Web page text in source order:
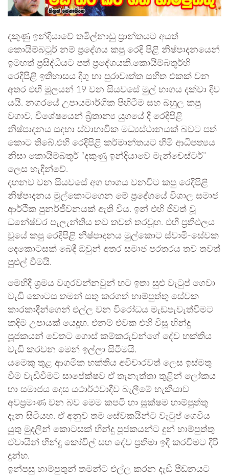
දකුණු ඉන්දියාවේ තමිල්නාඩු ප්‍රාන්තයට අයත්
කොයිම්බටූර් නම් ප්‍රදේශය කපු රෙදි පිළි නිෂ්පාදනයෙන්
ඉමහත් ප්‍රසිද්ධියට පත් ප්‍රදේශයකි.කොයිම්බතූර්හි
රෙදිපිළි ඉතිහාසය දිගු හා පුරාවෘත්ත සහිත එකක් වන
අතර එහි මූලයන් 19 වන සියවසේ මුල් භාගය දක්වා දිව
යයි. නගරයේ උපායමාර්ගික පිහිටීම සහ බහුල කපු
වගාව, විශේෂයෙන් බ්‍රිතාන්‍ය යුගයේ දී රෙදිපිළි
නිෂ්පාදනය සඳහා ස්වාභාවික මධ්‍යස්ථානයක් බවට පත්
කොට තිබේ.එහි රෙදිපිළි කර්මාන්තයට හිමි ආධිපත්‍යය
නිසා කොයිම්බතූර් “දකුණු ඉන්දියාවේ මැන්චෙස්ටර්”
ලෙස හැඳින්වේ.
දහනව වන සියවසේ අග භාගය වනවිට කපු රෙදිපිළි
නිෂ්පාදනය මුල්කොටගෙන මේ ප්‍රදේශයේ විශාල සමාජ
ආර්ථික පුනර්ජීවනයක් ඇති විය. ඉන් එහි ජීවත් වූ
ධනේෂ්වර පැලැන්තිය තව තවත් තරවූහ. එහි ප්‍රතිඵලය
වූයේ කපු රෙදිපිළි නිෂ්පාදනය මුල්කොට ස්වාමි-සේවක
දෙකොටසක් බෙදී ඔවුන් අතර සමාජ පරතරය තව තවත්
පුළුල් වීමයි.
මෙහිදී ශ්‍රමය වගුරවන්නවුන් හට ඉතා සුළු වැටුප් ගෙවා
වැඩි කොටස තමන් සතු කරගත් හාම්පුත්තු සේවක
කාරකාදීන්ගෙන් එල්ල වන විරෝධය මැඩපැවැත්වීමට
කදිම උපායක් යෙදූහ. එනම් එවක එහි විසූ හින්දු
පූජකයන් වෙතට ගොස් කම්කරුවන්ගේ දේව භක්තිය
වැඩි කරවන මෙන් ඉල්ලා සිටීමයි.
යමෙකු තුළ ආගමික භක්තිය අවිචාරවත් ලෙස ඉස්මතු
වීම වැඩිවීමට සාපේක්ෂව ඒ තැනැත්තා තුළින් ලෝකය
හා සමාජය දෙස යථාර්ථවාදීව බැලීමේ හැකියාව
අවප්‍රමාණ වන බව මෙම කපටි හා සූක්ෂම හාම්පුත්තු
දැන සිටියහ. ඒ අනුව තම සේවකයින්ට වැටුප් ගෙවිය
යුතු මුදලින් කොටසක් හින්දු පූජකයන්ට දුන් හාම්පුත්තු
ඒවායින් හින්දු කෝවිල් සහ දේව ප්‍රතිමා ඉදි කරවීමට දිරි
දුන්හ.
ඉන්පසු හාම්පුතුන් තමන්ට එල්ල කරන දැඩි පීඩනයට